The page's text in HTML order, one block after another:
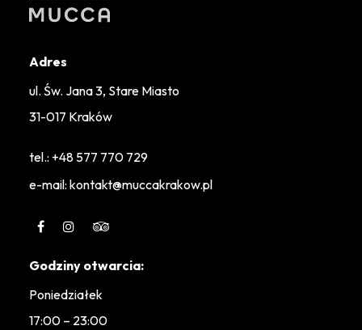
Adres
ul. Św. Jana 3, Stare Miasto
31-017 Kraków
tel.: +48 577 770 729
e-mail: kontakt@muccakrakow.pl
Godziny otwarcia:
Poniedziałek
17:00 – 23:00